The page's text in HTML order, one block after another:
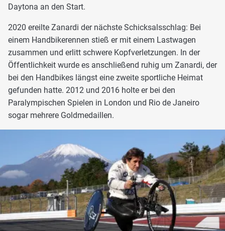
Daytona an den Start.
2020 ereilte Zanardi der nächste Schicksalsschlag: Bei
einem Handbikerennen stieß er mit einem Lastwagen
zusammen und erlitt schwere Kopfverletzungen. In der
Öffentlichkeit wurde es anschließend ruhig um Zanardi, der
bei den Handbikes längst eine zweite sportliche Heimat
gefunden hatte. 2012 und 2016 holte er bei den
Paralympischen Spielen in London und Rio de Janeiro
sogar mehrere Goldmedaillen.